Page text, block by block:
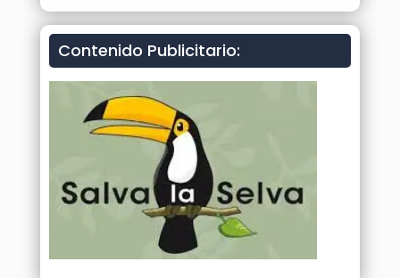
Contenido Publicitario: